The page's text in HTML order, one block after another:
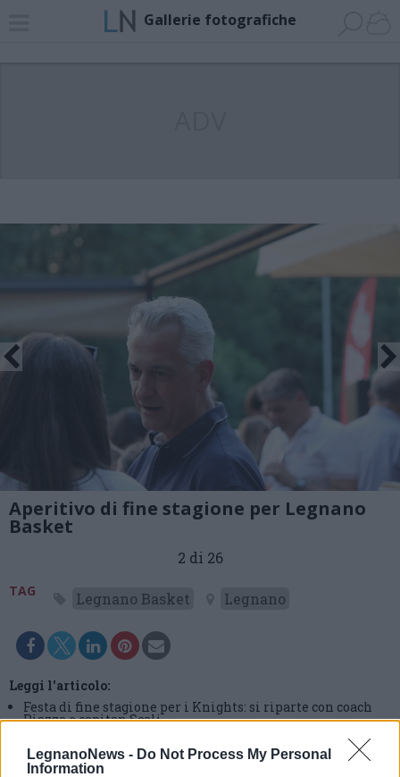
LegnanoNews - Do Not Process My Personal
Information
Gallerie fotografiche
Aperitivo di fine stagione per Legnano
Basket
2 di 26
TAG Legnano Basket Legnano
Leggi l'articolo:
Festa di fine stagione per i Knights: si riparte con coach
Piazza e capitan Scali